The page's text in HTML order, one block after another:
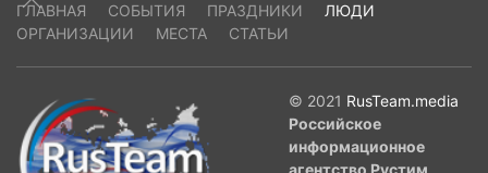
ГЛАВНАЯ СОБЫТИЯ ПРАЗДНИКИ
ЛЮДИ
ОРГАНИЗАЦИИ
МЕСТА СТАТЬИ
© 2021 RusTeam.media
Российское
информационное
агентство Рустим